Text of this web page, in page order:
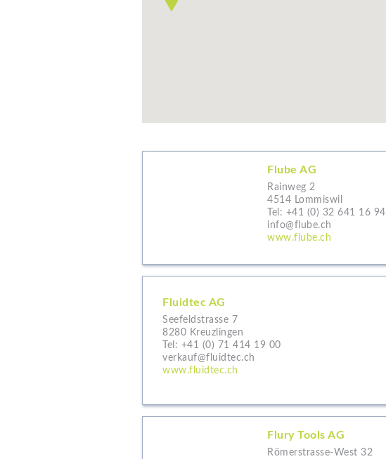
Flube AG
Rainweg 2
4514 Lommiswil
Tel: +41 (0) 32 641 16 94
info@flube.ch
www.flube.ch
Fluidtec AG
Seefeldstrasse 7
8280 Kreuzlingen
Tel: +41 (0) 71 414 19 00
verkauf@fluidtec.ch
www.fluidtec.ch
Flury Tools AG
Römerstrasse-West 32